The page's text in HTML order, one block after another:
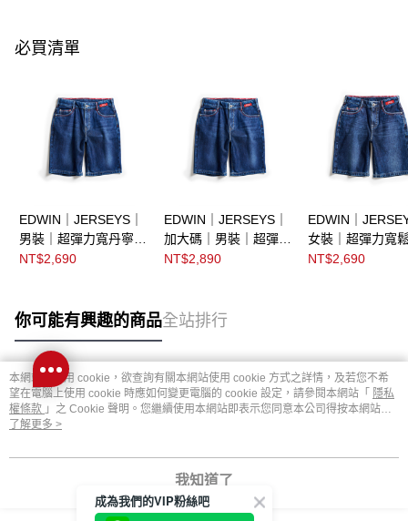
必買清單
EDWIN｜JERSEYS｜
男裝｜超彈力寬丹寧迦
績短褲
NT$2,690
EDWIN｜JERSEYS｜
加大碼｜男裝｜超彈力
丹寧迦績短褲
NT$2,890
EDWIN｜
女裝｜超彈力寬
迦績短褲
NT$2,690
你可能有興趣的商品全站排行
熱門標籤
本網站中使用 cookie，欲查詢有關本網站使用 cookie 方式之詳情，及若您不希
望在電腦上使用 cookie 時應如何變更電腦的 cookie 設定，請參閱本網站「 隱私
權條款 」之 Cookie 聲明。您繼續使用本網站即表示您同意本公司得按本網站使
用條款之 Cookie 聲明使用 cookie。
了解更多 >
我知道了
成為我們的VIP粉絲吧